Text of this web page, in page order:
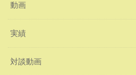
動画
実績
対談動画